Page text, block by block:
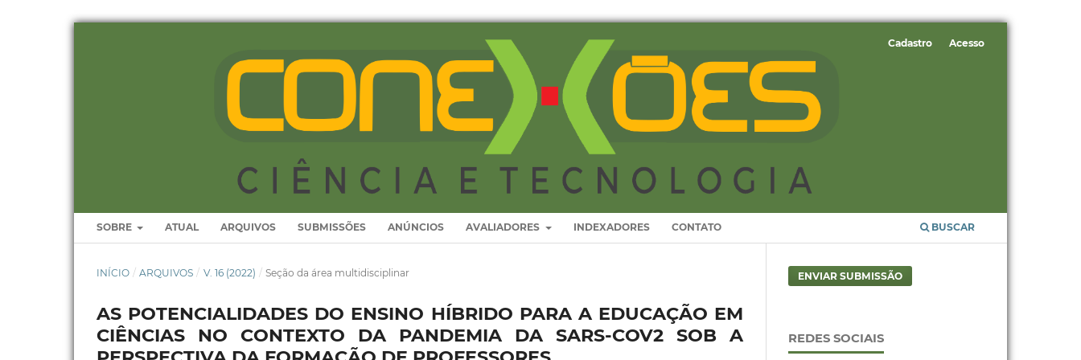
SOBRE ATUAL ARQUIVOS SUBMISSÕES ANÚNCIOS AVALIADORES INDEXADORES CONTATO BUSCAR
Cadastro Acesso
INÍCIO / ARQUIVOS / V. 16 (2022) / Seção da área multidisciplinar
AS POTENCIALIDADES DO ENSINO HÍBRIDO PARA A EDUCAÇÃO EM
CIÊNCIAS NO CONTEXTO DA PANDEMIA DA SARS-COV2 SOB A
ENVIAR SUBMISSÃO
REDES SOCIAIS